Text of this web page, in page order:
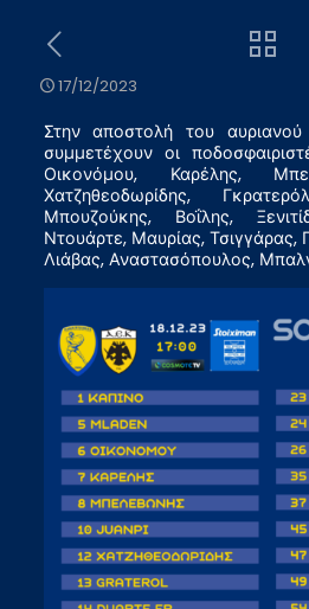
17/12/2023
Στην αποστολή του
συμμετέχουν οι
Οικονόμου, Καρέλης,
Χατζηθεοδωρίδης,
Μπουζούκης, Βοΐλης,
Ντουάρτε, Μαυρίας, Τσιγγάρας,
Λιάβας, Αναστασόπουλος,